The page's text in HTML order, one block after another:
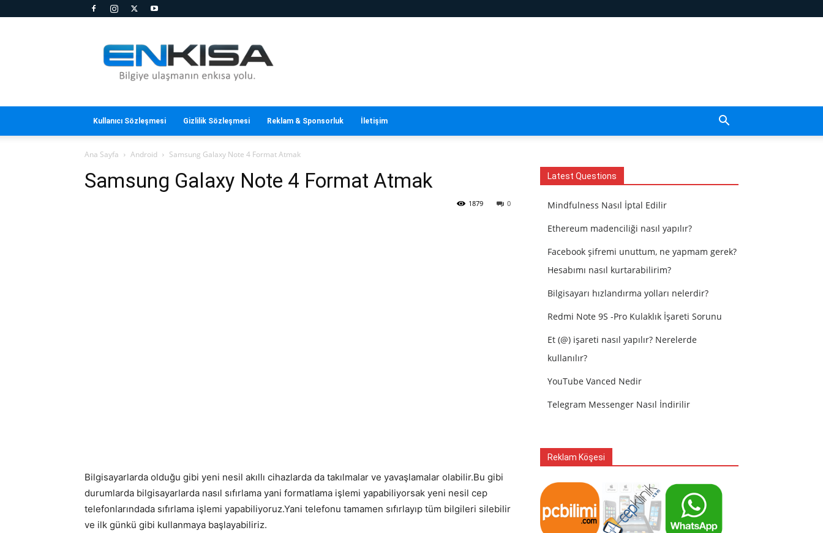
Kısa
Kullanıcı Sözleşmesi Gizlilik Sözleşmesi Reklam & Sponsorluk İletişim
Ana Sayfa Android Samsung Galaxy Note 4 Format Atmak
Samsung Galaxy Note 4 Format Atmak
0
1879
Bilgisayarlarda olduğu gibi yeni nesil akıllı cihazlarda da takılmalar ve yavaşlamalar olabilir.Bu gibi
durumlarda bilgisayarlarda nasıl sıfırlama yani formatlama işlemi yapabiliyorsak yeni nesil cep
telefonlarındada sıfırlama işlemi yapabiliyoruz.Yani telefonu tamamen sıfırlayıp tüm bilgileri silebilir
ve ilk günkü gibi kullanmaya başlayabiliriz.
Latest Questions
Mindfulness Nasıl İptal Edilir
Ethereum madenciliği nasıl yapılır?
Facebook şifremi unuttum, ne yapmam gerek?
Hesabımı nasıl kurtarabilirim?
Bilgisayarı hızlandırma yolları nelerdir?
Redmi Note 9S -Pro Kulaklık İşareti Sorunu
Et (@) işareti nasıl yapılır? Nerelerde
kullanılır?
YouTube Vanced Nedir
Telegram Messenger Nasıl İndirilir
Reklam Köşesi